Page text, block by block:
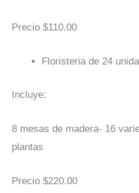
Precio $110.00
Floristeria de 24
Incluye:
8 mesas de madera- 16
plantas
Precio $220.00